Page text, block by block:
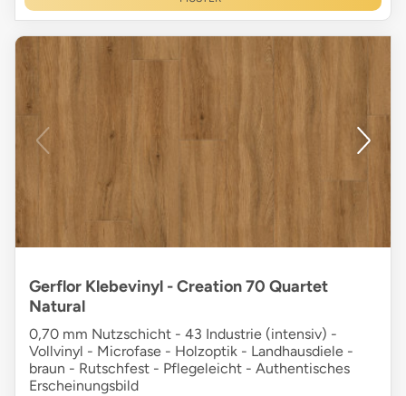
Gerflor Klebevinyl - Creation 70 Quartet
Natural
0,70 mm Nutzschicht - 43 Industrie (intensiv) -
Vollvinyl - Microfase - Holzoptik - Landhausdiele -
braun - Rutschfest - Pflegeleicht - Authentisches
Erscheinungsbild